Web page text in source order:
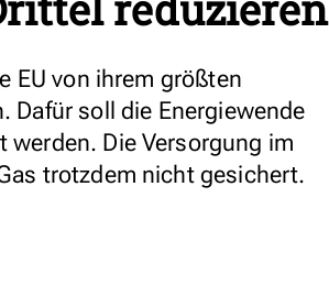
EU von ihrem größten
Dafür soll die Energiewende
Die Versorgung im
trotzdem nicht gesichert.